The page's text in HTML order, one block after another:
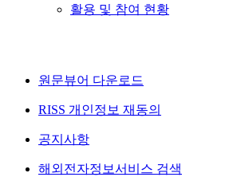
활용 및 참여 현황
원문뷰어 다운로드
RISS 개인정보 재동의
공지사항
해외전자정보서비스 검색